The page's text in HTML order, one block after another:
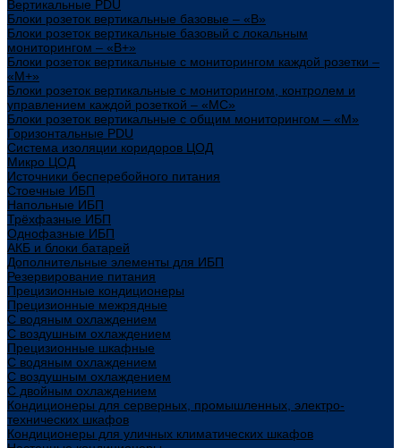
Вертикальные PDU
Блоки розеток вертикальные базовые – «В»
Блоки розеток вертикальные базовый с локальным
мониторингом – «В+»
Блоки розеток вертикальные с мониторингом каждой розетки –
«М+»
Блоки розеток вертикальные с мониторингом, контролем и
управлением каждой розеткой – «МС»
Блоки розеток вертикальные с общим мониторингом – «М»
Горизонтальные PDU
Система изоляции коридоров ЦОД
Микро ЦОД
Источники бесперебойного питания
Стоечные ИБП
Напольные ИБП
Трёхфазные ИБП
Однофазные ИБП
АКБ и блоки батарей
Дополнительные элементы для ИБП
Резервирование питания
Прецизионные кондиционеры
Прецизионные межрядные
С водяным охлаждением
С воздушным охлаждением
Прецизионные шкафные
С водяным охлаждением
С воздушным охлаждением
С двойным охлаждением
Кондиционеры для серверных, промышленных, электро-
технических шкафов
Кондиционеры для уличных климатических шкафов